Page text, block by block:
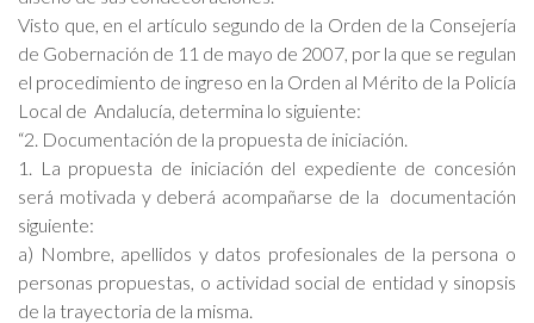
Visto que, en el artículo segundo de la Orden de la Consejería
de Gobernación de 11 de mayo de 2007, por la que se regulan
el procedimiento de ingreso en la Orden al Mérito de la Policía
Local de Andalucía, determina lo siguiente:
“2. Documentación de la propuesta de iniciación.
1. La propuesta de iniciación del expediente de concesión
será motivada y deberá acompañarse de la documentación
siguiente:
a) Nombre, apellidos y datos profesionales de la persona o
personas propuestas, o actividad social de entidad y sinopsis
de la trayectoria de la misma.